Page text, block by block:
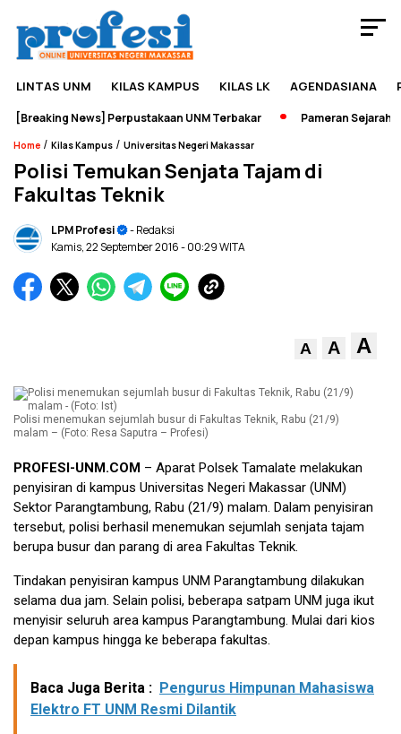
LINTAS UNM KILAS KAMPUS KILAS LK AGENDASIANA
[Breaking News] Perpustakaan UNM Terbakar Pameran Sejarah
Home / Kilas Kampus / Universitas Negeri Makassar
Polisi Temukan Senjata Tajam di
Fakultas Teknik
LPM Profesi
- Redaksi
Kamis, 22 September 2016- 00:29 WITA
A A A
Polisi menemukan sejumlah busur di Fakultas Teknik, Rabu (21/9)
malam – (Foto: Resa Saputra – Profesi)
PROFESI-UNM.COM – Aparat Polsek Tamalate melakukan
penyisiran di kampus Universitas Negeri Makassar (UNM)
Sektor Parangtambung, Rabu (21/9) malam. Dalam penyisiran
tersebut, polisi berhasil menemukan sejumlah senjata tajam
berupa busur dan parang di area Fakultas Teknik.
Tindakan penyisiran kampus UNM Parangtambung dilakukan
selama dua jam. Selain polisi, beberapa satpam UNM juga ikut
menyisir seluruh area kampus Parangtambung. Mulai dari kios
depan kampus hingga ke beberapa fakultas.
Baca Juga Berita : Pengurus Himpunan Mahasiswa
Elektro FT UNM Resmi Dilantik